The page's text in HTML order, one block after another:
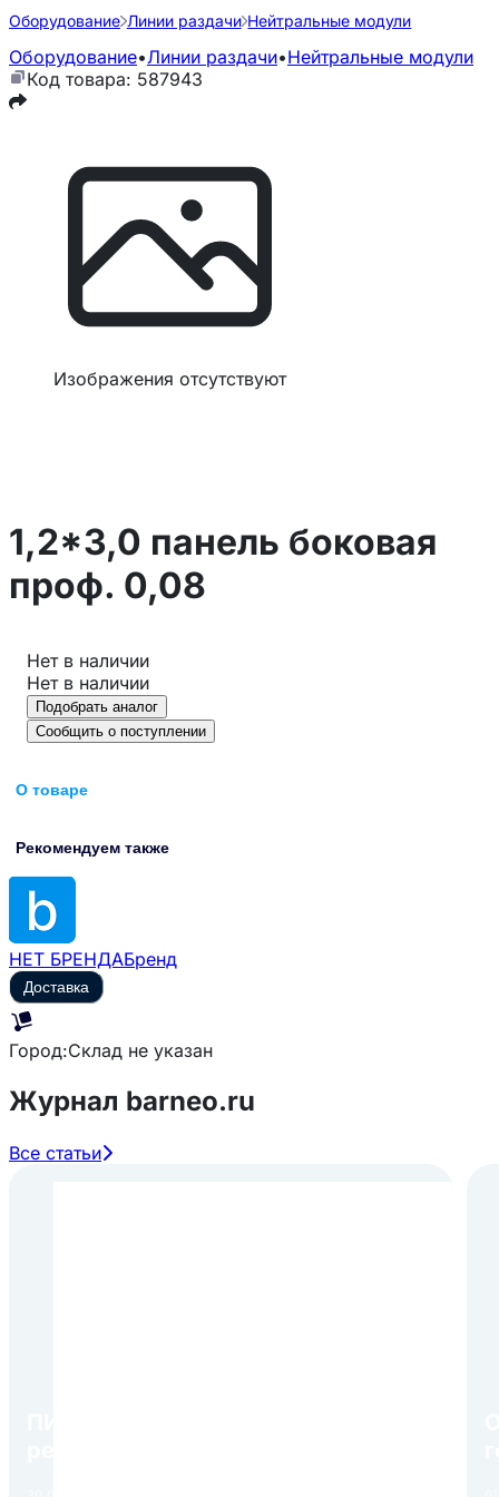
Оборудование Линии раздачи Нейтральные модули
Оборудование•Линии раздачи•Нейтральные модули
Код товара: 587943
Изображения отсутствуют
1,2*3,0 панель боковая
проф. 0,08
Нет в наличии
Нет в наличии
Подобрать аналог
Сообщить о поступлении
О товаре
Рекомендуем также
НЕТ БРЕНДАБренд
Доставка
Город:Склад не указан
Журнал barneo.ru
Все статьи